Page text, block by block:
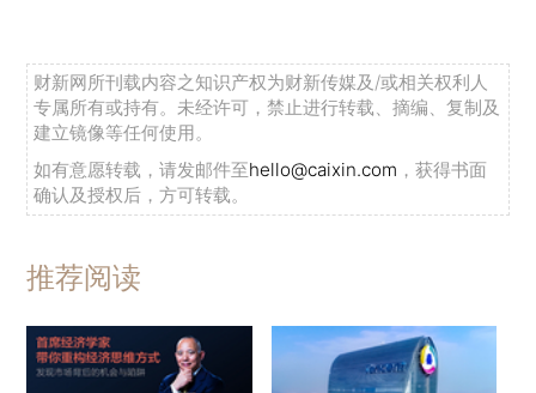
财新网所刊载内容之知识产权为财新传媒及/或相关权利人
专属所有或持有。未经许可，禁止进行转载、摘编、复制及
建立镜像等任何使用。
如有意愿转载，请发邮件至hello@caixin.com ，获得书面
确认及授权后，方可转载。
推荐阅读